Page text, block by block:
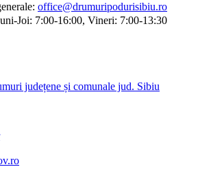
office@drumuripodurisibiu.ro
Joi: 7:00-16:00, Vineri: 7:00-13:30
județene și comunale jud. Sibiu